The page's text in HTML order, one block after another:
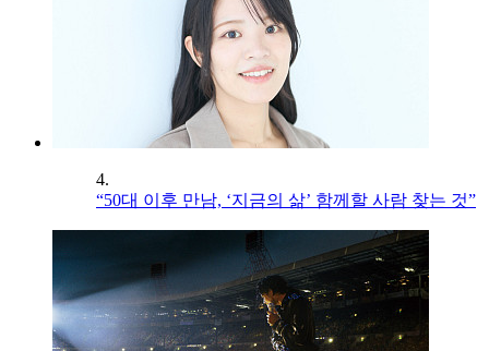
4.
“50대 이후 만남, ‘지금의 삶’ 함께할 사람 찾는 것”